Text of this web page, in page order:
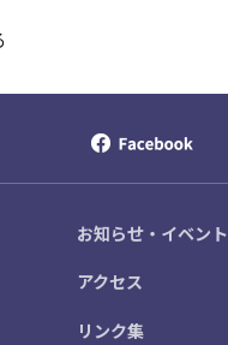
お知らせ・イベント
アクセス
リンク集